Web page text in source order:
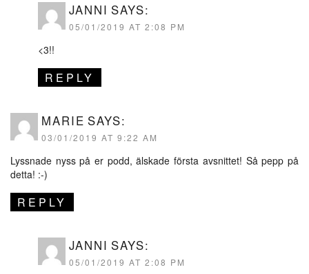
JANNI SAYS:
05/01/2019 AT 2:08 PM
<3!!
REPLY
MARIE SAYS:
03/01/2019 AT 9:22 AM
Lyssnade nyss på er podd, älskade första avsnittet! Så pepp på
detta! :-)
REPLY
JANNI SAYS:
05/01/2019 AT 2:08 PM